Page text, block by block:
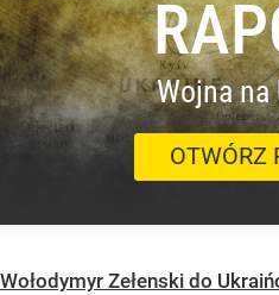
Wojna na
OTWÓRZ
Wołodymyr Zełenski do